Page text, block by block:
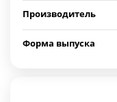
Производитель
Форма выпуска